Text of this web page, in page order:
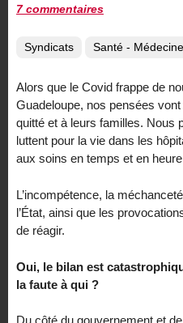
7 commentaires
Syndicats Santé - Médecine
Alors que le Covid frappe de
Guadeloupe, nos pensées
quitté et à leurs familles. Nous
luttent pour la vie dans les
aux soins en temps et en
L’incompétence, la
l’État, ainsi que les
de réagir.
Oui, le bilan est
la faute à qui ?